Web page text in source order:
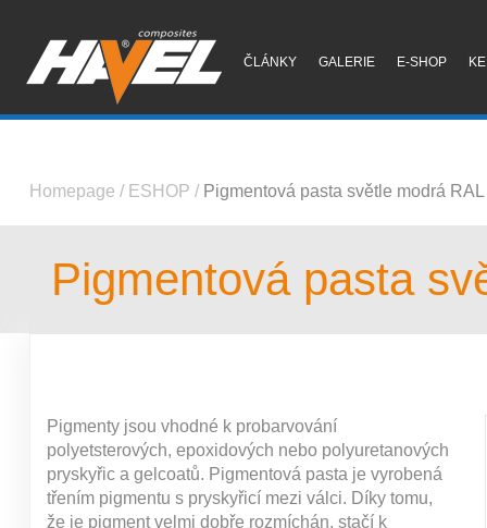
ČLÁNKY GALERIE E-SHOP
Homepage / ESHOP / Pigmentová pasta světle modrá
Pigmentová pasta
Pigmenty jsou vhodné k probarvování
polyetsterových, epoxidových nebo polyuretanových
pryskyřic a gelcoatů. Pigmentová pasta je vyrobená
třením pigmentu s pryskyřicí mezi válci. Díky tomu,
že je pigment velmi dobře rozmíchán, stačí k